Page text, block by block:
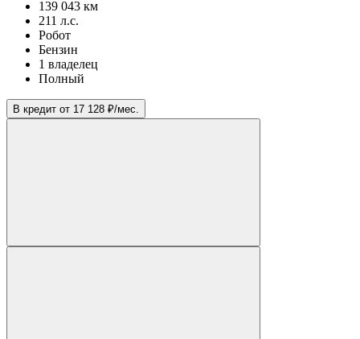
139 043 км
211 л.с.
Робот
Бензин
1 владелец
Полный
В кредит от 17 128 ₽/мес.